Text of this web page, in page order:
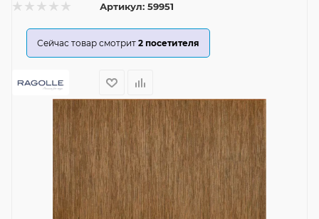
Артикул: 59951
Сейчас товар смотрит 2 посетителя